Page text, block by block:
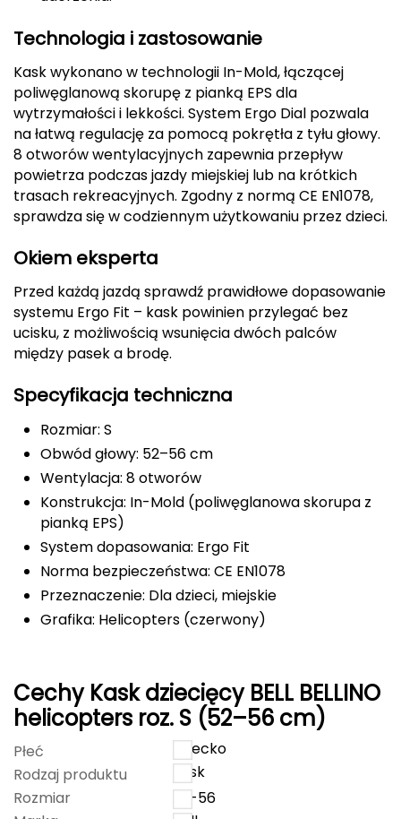
Deuter
Dolomite
E
EISBAR
ENERO
ENERO CAMP
Elmer by Swany
Extremities
F
FASHY
Fjord Nansen
G
GIVOVA
Gear Aid
Giant Dragon
Gilmonte
Giro
Technologia i zastosowanie
Kask wykonano w technologii In-Mold, łączącej
poliwęglanową skorupę z pianką EPS dla
wytrzymałości i lekkości. System Ergo Dial pozwala
na łatwą regulację za pomocą pokrętła z tyłu głowy.
8 otworów wentylacyjnych zapewnia przepływ
powietrza podczas jazdy miejskiej lub na krótkich
trasach rekreacyjnych. Zgodny z normą CE EN1078,
sprawdza się w codziennym użytkowaniu przez dzieci.
Okiem eksperta
Przed każdą jazdą sprawdź prawidłowe dopasowanie
systemu Ergo Fit – kask powinien przylegać bez
ucisku, z możliwością wsunięcia dwóch palców
między pasek a brodę.
Specyfikacja techniczna
Rozmiar: S
Obwód głowy: 52–56 cm
Wentylacja: 8 otworów
Konstrukcja: In-Mold (poliwęglanowa skorupa z
pianką EPS)
System dopasowania: Ergo Fit
Norma bezpieczeństwa: CE EN1078
Przeznaczenie: Dla dzieci, miejskie
Grafika: Helicopters (czerwony)
Cechy Kask dziecięcy BELL BELLINO
helicopters roz. S (52–56 cm)
Płeć
dziecko
Rodzaj produktu
kask
Rozmiar
52-56